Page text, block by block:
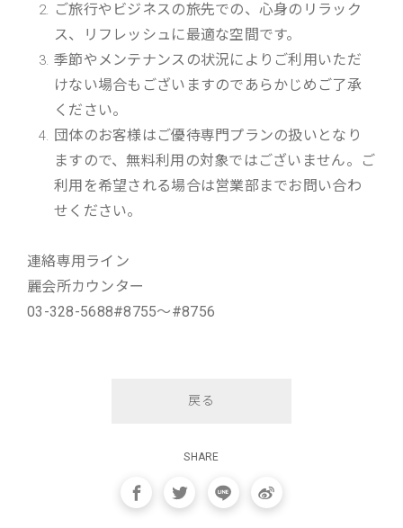
ご旅行やビジネスの旅先での、心身のリラック
ス、リフレッシュに最適な空間です。
季節やメンテナンスの状況によりご利用いただ
けない場合もございますのであらかじめご了承
ください。
団体のお客様はご優待専門プランの扱いとなり
ますので、無料利用の対象ではございません。ご
利用を希望される場合は営業部までお問い合わ
せください。
連絡専用ライン
麗会所カウンター
03-328-5688#8755～#8756
戻る
SHARE